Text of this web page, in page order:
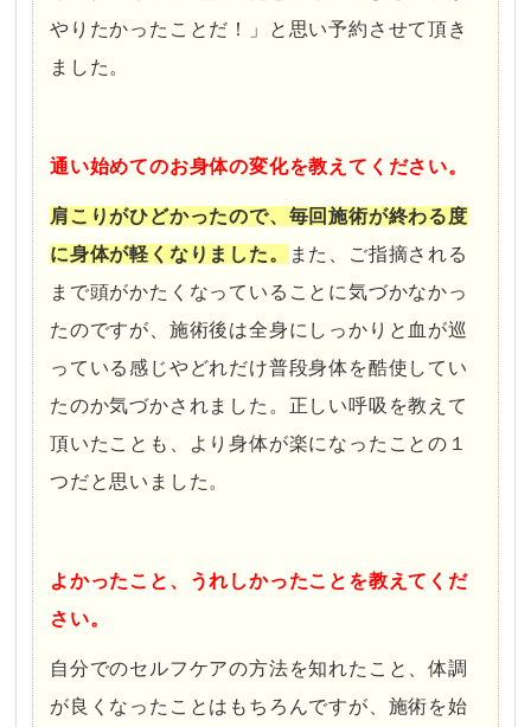
やりたかったことだ！」と思い予約させて頂き
ました。
通い始めてのお身体の変化を教えてください。
肩こりがひどかったので、毎回施術が終わる度
に身体が軽くなりました。
また、ご指摘される
まで頭がかたくなっていることに気づかなかっ
たのですが、施術後は全身にしっかりと血が巡
っている感じやどれだけ普段身体を酷使してい
たのか気づかされました。正しい呼吸を教えて
頂いたことも、より身体が楽になったことの１
つだと思いました。
よかったこと、うれしかったことを教えてくだ
さい。
自分でのセルフケアの方法を知れたこと、体調
が良くなったことはもちろんですが、施術を始